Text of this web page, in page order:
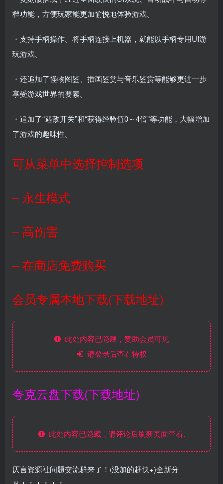
档功能，方便玩家能更加愉悦地体验游戏。
・支持手柄操作。将手柄连接上机器，就能以手柄专用UI游
玩游戏。
・还追加了怪物图鉴、插画鉴赏与音乐鉴赏等能够更进一步
享受游戏世界的要素。
・追加了“遇敌开关”和“获得经验值0～4倍”等功能，大幅增加
了游戏的趣味性。
可从菜单中选择控制选项
– 永生模式
– 高伤害
– 在商店免费购买
会员专属本地下载(下载地址)
此处内容已隐藏，赞助会员可见
请登录后查看特权
夸克云盘下载(下载地址)
此处内容已隐藏，请评论后刷新页面查看.
仄言资源社问题交流群来了！(没加的赶快+)全新分